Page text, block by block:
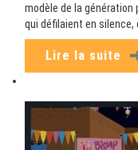
modèle de la
qui défilaient en silence,
Lire la suite